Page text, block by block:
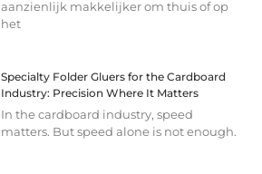
aanzienlijk makkelijker om thuis of op
het
Specialty Folder Gluers for the Cardboard
Industry: Precision Where It Matters
In the cardboard industry, speed
matters. But speed alone is not enough.